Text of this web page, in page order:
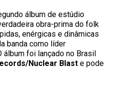
álbum de estúdio
obra-prima do folk
enérgicas e dinâmicas
banda como líder
álbum foi lançado no Brasil
Nuclear Blaste pode